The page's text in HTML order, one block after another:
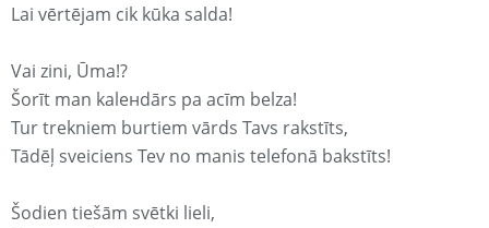
Lai vērtējam cik kūka salda!
Vai zini, Ūma!?
Šorīt man kaleнdārs pa acīm belza!
Tur trekniem burtiem vārds Tavs rakstīts,
Tādēļ sveiciens Tev no manis telefonā bakstīts!
Šodien tiešām svētki lieli,